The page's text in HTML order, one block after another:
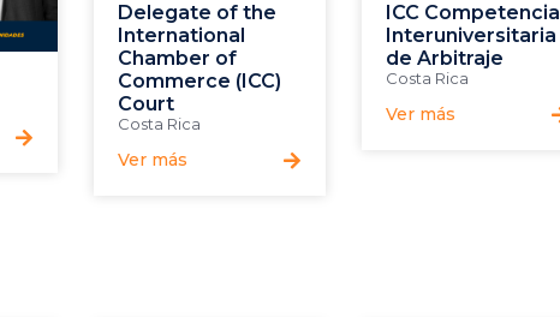
Delegate of the
International
Chamber of
Commerce (ICC)
Court
Costa Rica
Ver más
ICC Competencia
Interuniversitaria
de Arbitraje
Costa Rica
Ver más